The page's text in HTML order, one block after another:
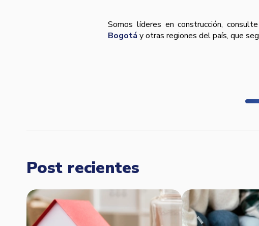
Somos lí­deres en construcción,
Bogotá y otras regiones del paí­s, que
Post recientes